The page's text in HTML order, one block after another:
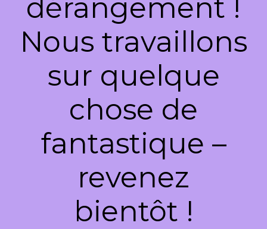
dérangement !
Nous travaillons
sur quelque
chose de
fantastique –
revenez
bientôt !